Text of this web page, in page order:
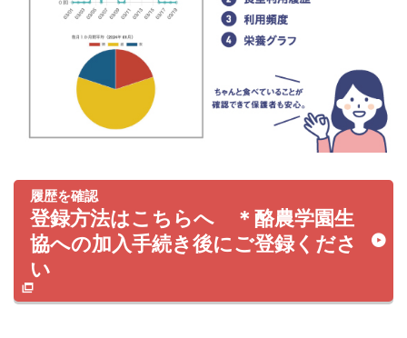
履歴を確認
登録方法はこちらへ ＊酪農学園生
協への加入手続き後にご登録くださ
い